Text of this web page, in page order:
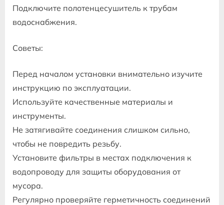
Подключите полотенцесушитель к трубам
водоснабжения.
Советы:
Перед началом установки внимательно изучите
инструкцию по эксплуатации.
Используйте качественные материалы и
инструменты.
Не затягивайте соединения слишком сильно,
чтобы не повредить резьбу.
Установите фильтры в местах подключения к
водопроводу для защиты оборудования от
мусора.
Регулярно проверяйте герметичность соединений